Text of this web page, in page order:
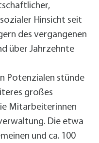
Hinsicht seit
des vergangenen
über Jahrzehnte
Potenzialen stünde
großes
Mitarbeiterinnen
Die etwa
und ca. 100